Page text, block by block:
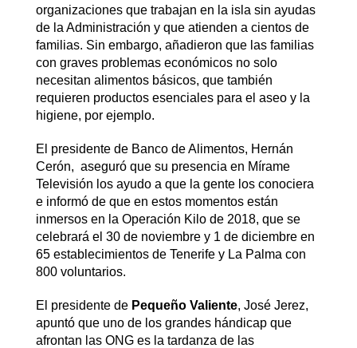
organizaciones que trabajan en la isla sin ayudas
de la Administración y que atienden a cientos de
familias. Sin embargo, añadieron que las familias
con graves problemas económicos no solo
necesitan alimentos básicos, que también
requieren productos esenciales para el aseo y la
higiene, por ejemplo.
El presidente de Banco de Alimentos, Hernán
Cerón, aseguró que su presencia en Mírame
Televisión los ayudo a que la gente los conociera
e informó de que en estos momentos están
inmersos en la Operación Kilo de 2018, que se
celebrará el 30 de noviembre y 1 de diciembre en
65 establecimientos de Tenerife y La Palma con
800 voluntarios.
El presidente de Pequeño Valiente, José Jerez,
apuntó que uno de los grandes hándicap que
afrontan las ONG es la tardanza de las